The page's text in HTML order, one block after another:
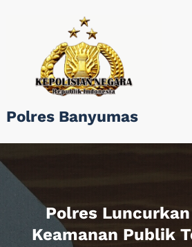
Polres Banyumas
Polres
Keamanan Publik